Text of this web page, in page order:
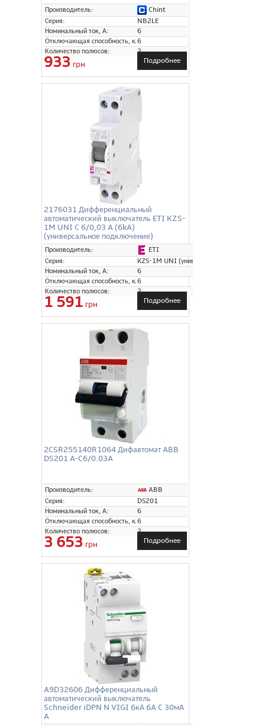
Производитель:
Chint
Серия:
NB2LE
Номинальный ток, А:
6
Отключающая способность, кА:
6
Количество полюсов:
2
933 грн Подробнее
2176031 Дифференциальный
автоматический выключатель ETI KZS-
1M UNI C 6/0,03 A (6kA)
(универсальное подключение)
Производитель:
ETI
Серия:
KZS-1M UNI (универсальное
Номинальный ток, А:
6
Отключающая способность, кА:
6
Количество полюсов:
2
1 591 грн Подробнее
2CSR255140R1064 Дифавтомат ABB
DS201 A-C6/0.03A
Производитель:
ABB
Серия:
DS201
Номинальный ток, А:
6
Отключающая способность, кА:
6
Количество полюсов:
2
3 653 грн Подробнее
A9D32606 Дифференциальный
автоматический выключатель
Schneider iDPN N VIGI 6кА 6A C 30мА
A